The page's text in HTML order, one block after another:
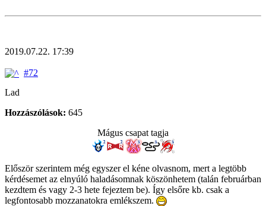
2019.07.22. 17:39
#72
Lad
Hozzászólások: 645
Mágus csapat tagja
Először szerintem még egyszer el kéne olvasnom, mert a legtöbb
kérdésemet az elnyúló haladásomnak köszönhetem (talán februárban
kezdtem és vagy 2-3 hete fejeztem be). Így elsőre kb. csak a
legfontosabb mozzanatokra emlékszem.